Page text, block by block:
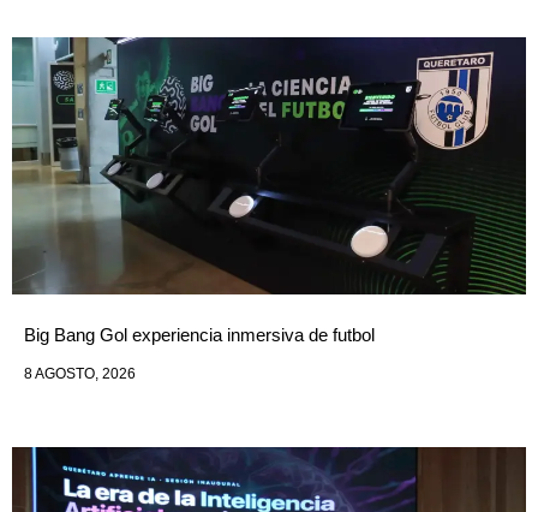
Big Bang Gol experiencia inmersiva de futbol
8 AGOSTO, 2026